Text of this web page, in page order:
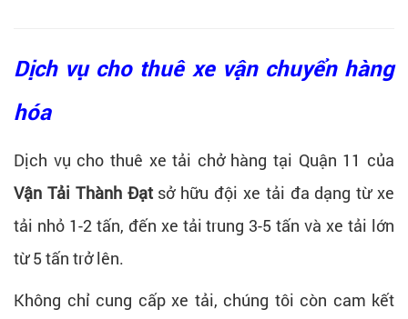
Dịch vụ cho thuê xe vận chuyển hàng
hóa​
Dịch vụ cho thuê xe tải chở hàng tại Quận 11 của
Vận Tải Thành Đạtsở hữu đội xe tải đa dạng từ xe
tải nhỏ 1-2 tấn, đến xe tải trung 3-5 tấn và xe tải lớn
từ 5 tấn trở lên.
Không chỉ cung cấp xe tải, chúng tôi còn cam kết